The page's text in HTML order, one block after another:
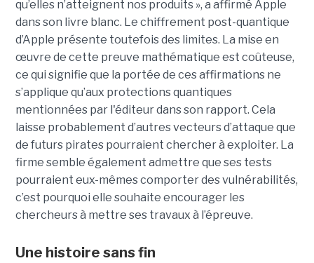
qu’elles n’atteignent nos produits », a affirmé Apple
dans son livre blanc. Le chiffrement post-quantique
d’Apple présente toutefois des limites. La mise en
œuvre de cette preuve mathématique est coûteuse,
ce qui signifie que la portée de ces affirmations ne
s’applique qu’aux protections quantiques
mentionnées par l'éditeur dans son rapport. Cela
laisse probablement d’autres vecteurs d’attaque que
de futurs pirates pourraient chercher à exploiter. La
firme semble également admettre que ses tests
pourraient eux-mêmes comporter des vulnérabilités,
c’est pourquoi elle souhaite encourager les
chercheurs à mettre ses travaux à l’épreuve.
Une histoire sans fin